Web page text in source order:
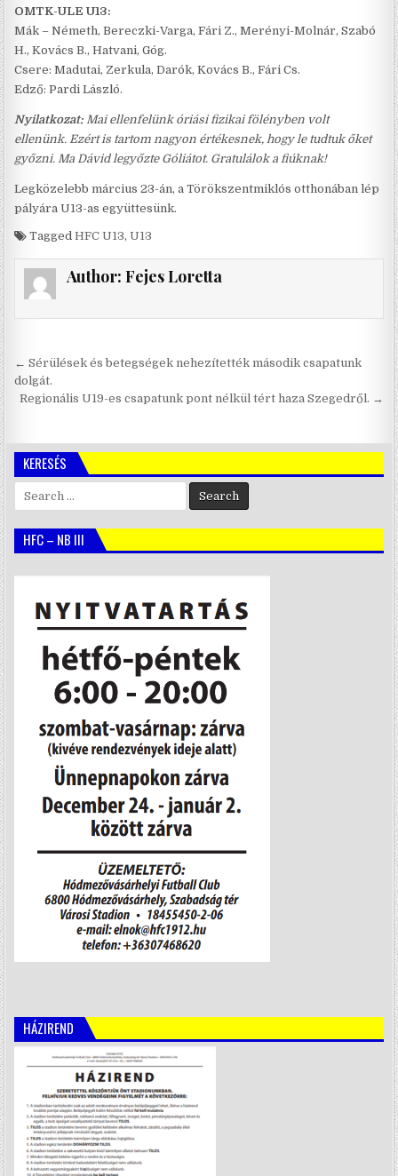
OMTK-ULE U13:
Mák – Németh, Bereczki-Varga, Fári Z., Merényi-Molnár, Szabó
H., Kovács B., Hatvani, Góg.
Csere: Madutai, Zerkula, Darók, Kovács B., Fári Cs.
Edző: Pardi László.
Nyilatkozat: Mai ellenfelünk óriási fizikai fölényben volt
ellenünk. Ezért is tartom nagyon értékesnek, hogy le tudtuk őket
győzni. Ma Dávid legyőzte Góliátot. Gratulálok a fiúknak!
Legközelebb március 23-án, a Törökszentmiklós otthonában lép
pályára U13-as együttesünk.
TaggedHFC U13,U13
Author: Fejes Loretta
Bejegyzés
navigáció
← Sérülések és betegségek nehezítették második csapatunk
dolgát.
Regionális U19-es csapatunk pont nélkül tért haza Szegedről. →
KERESÉS
HFC – NB III
HÁZIREND